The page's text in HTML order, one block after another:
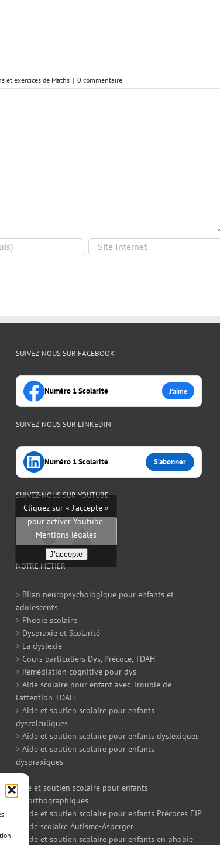
et exercices de Maths | 0 commentaire
SUIVEZ-NOUS SUR FACEBOOK
Numéro 1 Scolarité J’aime
SUIVEZ-NOUS SUR LINKEDIN
Numéro 1 Scolarité S’abonner
SUIVEZ-NOUS SUR YOUTUBE
Cliquez sur « J’accepte »
pour activer Youtube
Mentions légales
J’accepte
NOTRE METIER
> Bilan neuropsychologique pour enfants et
adolescents
> Phobie scolaire
> Dyspraxie et Scolarité
> La dyslexie
> Cours particuliers Dys, Précoce, TDAH
> Remédiation cognitive pour dys
> Aide scolaire pour enfant avec Trouble de
l’attention TDAH
> Aide et soutien scolaire pour enfants
dyscalculiques
> Aide et soutien scolaire pour enfants dyslexiques
> Aide et soutien scolaire pour enfants
dyspraxiques
>
Aide et soutien scolaire pour enfants
dysorthographiques
Aide et soutien scolaire pour enfants Précoces EIP
Aide scolaire Autisme-Asperger
Aide et soutien scolaire pour enfants en phobie